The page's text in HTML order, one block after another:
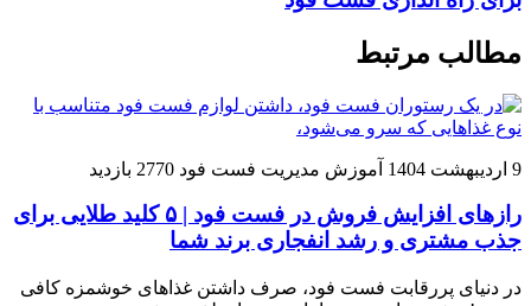
مطالب مرتبط
9 اردیبهشت 1404 آموزش مدیریت فست فود 2770 بازدید
رازهای افزایش فروش در فست فود | ۵ کلید طلایی برای
جذب مشتری و رشد انفجاری برند شما
در دنیای پررقابت فست فود، صرف داشتن غذاهای خوشمزه کافی